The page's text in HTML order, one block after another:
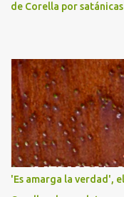
de Corella por satánicas
'Es amarga la verdad',